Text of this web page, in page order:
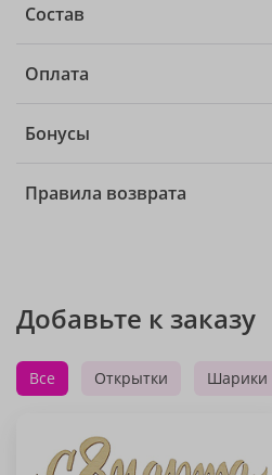
Состав
Оплата
Бонусы
Правила возврата
Добавьте к заказу
Все Открытки Шарики